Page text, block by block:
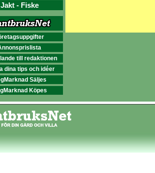
Jakt - Fiske
till redaktionen
dina tips och idéer
Säljes
Köpes